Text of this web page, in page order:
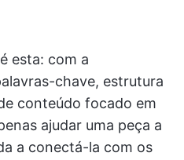
esta: com a
chave, estrutura
conteúdo focado em
ajudar uma peça a
a conectá-la com os